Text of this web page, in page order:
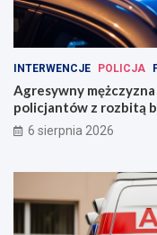
INTERWENCJE POLICJA
Agresywny
policjantów z rozbitą
6 sierpnia 2026